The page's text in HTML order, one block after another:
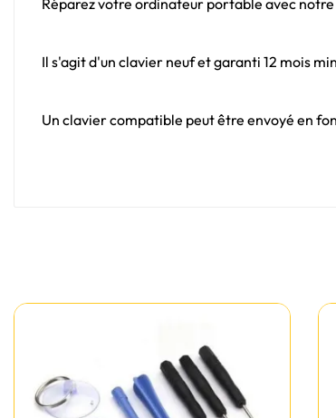
Réparez votre ordinateur portable avec notre
Il s'agit d'un clavier neuf et garanti 12 mois
Un clavier compatible peut être envoyé en